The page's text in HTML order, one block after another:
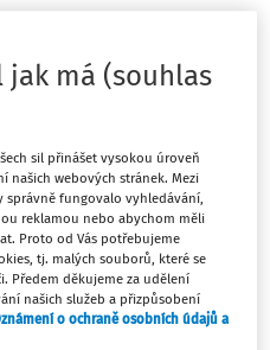
své oblíbené hudební
hitparád, ty nejmenší
Přihlaste se.
jak má (souhlas
sil přinášet vysokou úroveň
našich webových stránek. Mezi
fungovalo vyhledávání,
reklamou nebo abychom měli
Proto od Vás potřebujeme
tj. malých souborů, které se
Předem děkujeme za udělení
našich služeb a přizpůsobení
o ochraně osobních údajů a